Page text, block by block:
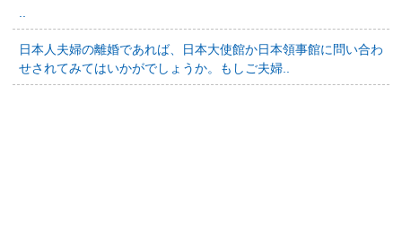
..
日本人夫婦の離婚であれば、日本大使館か日本領事館に問い合わ
せされてみてはいかがでしょうか。もしご夫婦..